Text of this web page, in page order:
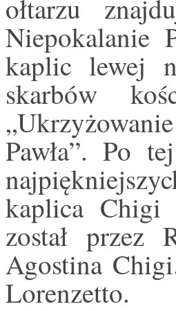
ołtarzu
Niepokalanie
kaplic lewej
skarbów
Pawła”. Po
kaplica Chigi
został przez
Agostina
Lorenzetto.